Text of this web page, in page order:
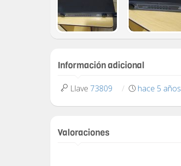
Información adicional
Llave 73809 hace 5 años
Valoraciones